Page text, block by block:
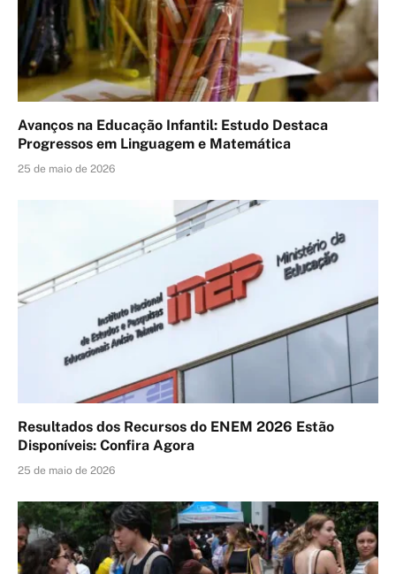
Avanços na Educação Infantil: Estudo Destaca
Progressos em Linguagem e Matemática
25 de maio de 2026
Resultados dos Recursos do ENEM 2026 Estão
Disponíveis: Confira Agora
25 de maio de 2026